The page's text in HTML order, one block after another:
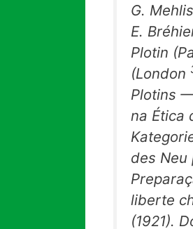
G.
E.
Plotin
(London
Plotins —
na Ética
des Neu
liberte
(1921).